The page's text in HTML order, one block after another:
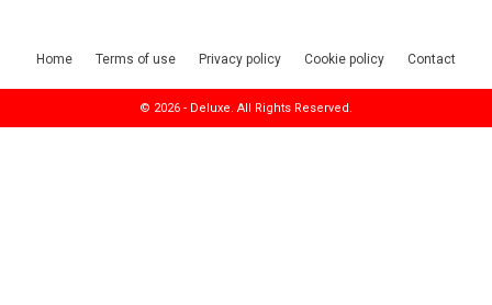
Home Terms of use Privacy policy Cookie policy Contact
© 2026 - Deluxe. All Rights Reserved.